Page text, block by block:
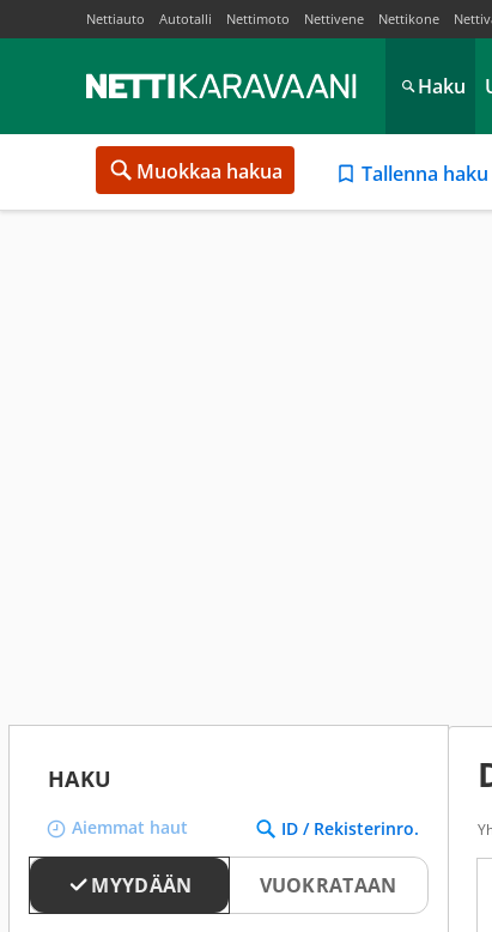
Nettiauto Autotalli Nettimoto Nettivene Nettikone
Haku
Muokkaa hakua Tallenna haku
HAKU
Aiemmat haut ID / Rekisterinro.
MYYDÄÄN VUOKRATAAN